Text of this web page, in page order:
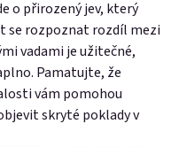
o přirozený jev, který
se rozpoznat rozdíl mezi
vadami je užitečné,
Pamatujte, že
vám pomohou
skryté poklady v